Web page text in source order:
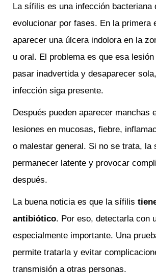
La sífilis es una infección bacteriana
evolucionar por fases. En la primera
aparecer una úlcera indolora en la
u oral. El problema es que esa lesión
pasar inadvertida y desaparecer
infección siga presente.
Después pueden aparecer manchas
lesiones en mucosas, fiebre,
o malestar general. Si no se trata, la
permanecer latente y provocar
después.
La buena noticia es que la sífilis
antibiótico. Por eso, detectarla con
especialmente importante. Una
permite tratarla y evitar
transmisión a otras personas.